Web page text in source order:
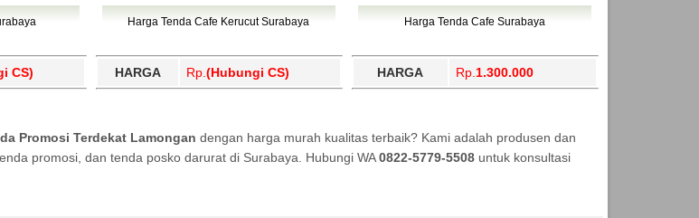
CS)
Harga Tenda Cafe Kerucut Surabaya
HARGA Rp. (Hubungi CS)
Harga Tenda Cafe Surabaya
HARGA Rp. 1.300.000
Promosi Terdekat Lamongan dengan harga murah kualitas terbaik? Kami adalah produsen dan
promosi, dan tenda posko darurat di Surabaya. Hubungi WA0822-5779-5508untuk konsultasi